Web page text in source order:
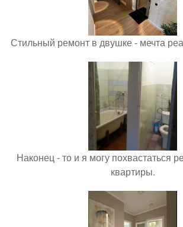
Стильный ремонт в двушке - мечта
Наконец - то и я могу похвастаться
квартиры.